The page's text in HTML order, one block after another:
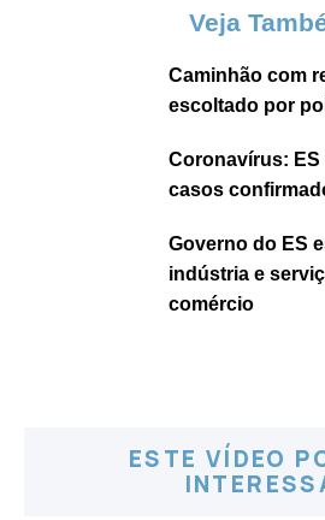
Veja
Caminhão com
escoltado por
Coronavírus: ES
casos
Governo do ES
indústria e
comércio
ESTE VÍDEO